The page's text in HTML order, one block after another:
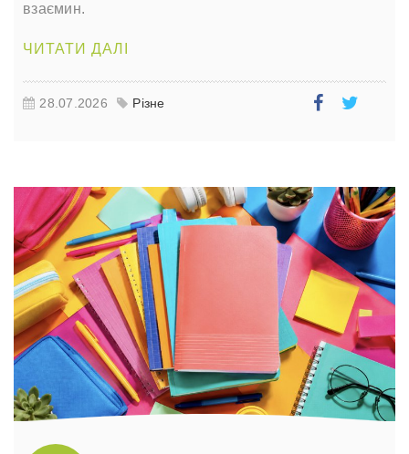
взаємин.
ЧИТАТИ ДАЛІ
28.07.2026 Різне